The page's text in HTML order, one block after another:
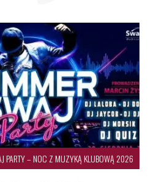
PARTY – NOC Z MUZYKĄ KLUBOWĄ 2026